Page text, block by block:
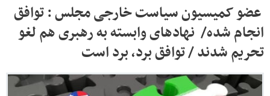
عضو کمیسیون سیاست خارجی مجلس : توافق
انجام شده/ نهادهای وابسته به رهبری هم لغو
تحریم شدند / توافق برد، برد است